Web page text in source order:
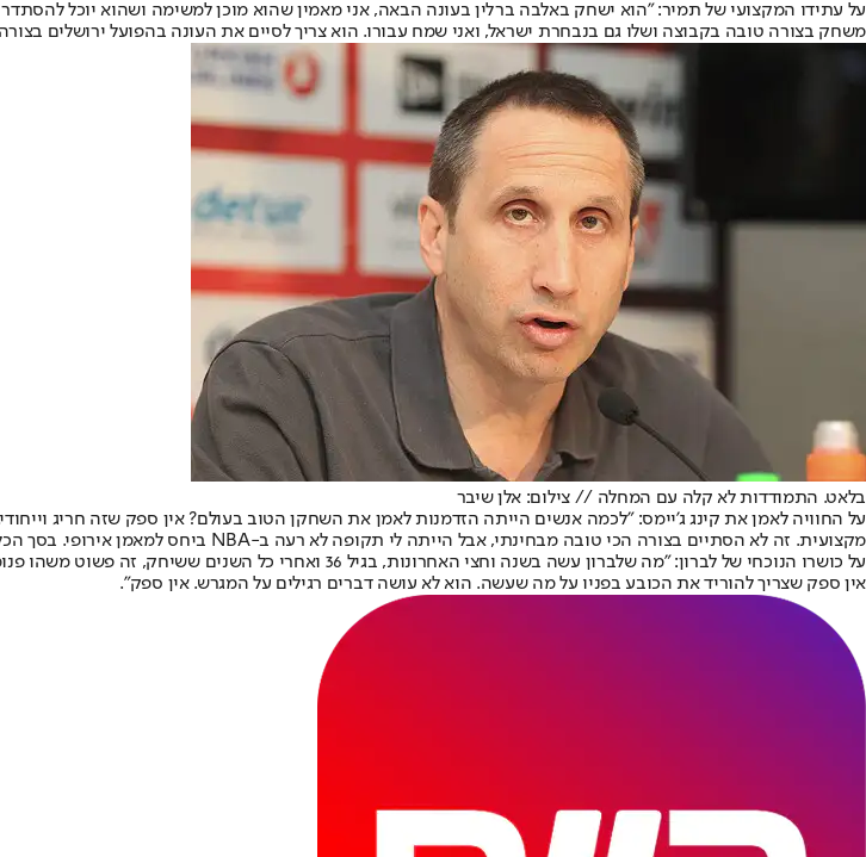
על עתידו המקצועי של תמיר: "הוא ישחק באלבה ברלין בעונה הבאה, אני מאמין שהוא מוכן למשימה ושהוא יוכל
משחק בצורה טובה בקבוצה ושלו גם בנבחרת ישראל, ואני שמח עבורו. הוא צריך לסיים את העונה בהפועל ירושלים
בלאט. התמודדות לא קלה עם המחלה // צילום: אלן שיבר
מקצועית. זה לא הסתיים בצורה הכי טובה מבחינתי, אבל הייתה לי תקופה לא רעה ב-NBA ביחס למאמן אירופי. בסך הכל הגעתי להישגים יפים. אני משתדל לא להסתכל לאחור בחרטה".
על כושרו הנוכחי של לברון: "מה שלברון עשה בשנה וחצי
אין ספק שצריך להוריד את הכובע בפניו על מה שעשה. הוא לא עושה דברים רגילים על המגרש. אין ספק".